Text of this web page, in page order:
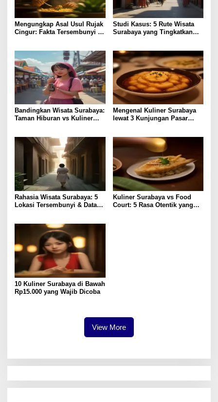
Mengungkap Asal Usul Rujak
Cingur: Fakta Tersembunyi di
Studi Kasus: 5 Rute Wisata
Surabaya yang Tingkatkan
Bandingkan Wisata Surabaya:
Taman Hiburan vs Kuliner
Mengenal Kuliner Surabaya
lewat 3 Kunjungan Pasar
Rahasia Wisata Surabaya: 5
Lokasi Tersembunyi & Data
Kuliner Surabaya vs Food
Court: 5 Rasa Otentik yang
10 Kuliner Surabaya di Bawah
Rp15.000 yang Wajib Dicoba
View More